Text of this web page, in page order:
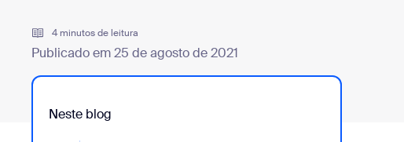
4 minutos de leitura
Publicado em 25 de agosto de 2021
Neste blog